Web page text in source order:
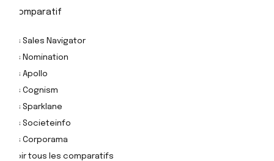
Comparatif
Vs Sales Navigator
Vs Nomination
Vs Apollo
Vs Cognism
Vs Sparklane
Vs Societeinfo
Vs Corporama
Voir tous les comparatifs